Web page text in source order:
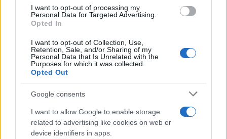
I want to opt-out of processing my
Personal Data for Targeted Advertising.
Opted In
I want to opt-out of Collection, Use,
Retention, Sale, and/or Sharing of my
Personal Data that Is Unrelated with the
Purposes for which it was collected.
Opted Out
Google consents
I want to allow Google to enable storage
related to advertising like cookies on web or
device identifiers in apps.
Βγήκαν ξανά τα μαχαίρια στην Ελπίδα
για τη Δημοκρατία: «Καρυστιανού,
Γρατσία και Γαλανός μετέτρεψαν το
κίνημα σε φοβικό αρχηγικό κόμμα»
Απίστευτο κι όμως αληθινό -
Aναστέλλονται τα τακτικά ραντεβού του
αγγειοχειρουργού του νοσοκομείου
Χανίων επειδή κλάπηκε το μηχανάκι του
γιατρού
Σούπερ μάρκετ: Νέες μειώσεις τιμών –
916 προϊόντα στην εθνική πρωτοβουλία,
ανάμεσά τους 130 σχολικά
ΕΛΑΣ: Ο Αλέξης Δέδες ο πρώτος